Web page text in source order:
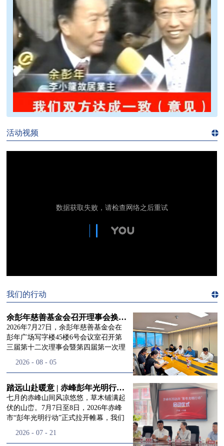
建信息
活动视频
我们的行动
余彭年慈善基金会召开理事会换届会议
2026年7月27日，余彭年慈善基金会在
彭年广场写字楼45楼6号会议室召开第
三届第十二次理事会暨第四届第一次理
徐滨先生；副理事长兼秘书长彭志兵先
生、李玲辉先生、郭启兴先生及梅鑫先
生，现场列席人员:监事孙海跃先生，联
合党支部书记曾层同志。本次会议由理
事长徐滨主持，会议出席人数超过理事
换届会议严格按照基金会章程规定流程
2026 - 08 - 05
踏远山赴暖意 | 赤峰彭年光明行动启程，入户回访接住乡亲眼底的光亮
七月的赤峰山间风凉悠悠，草木铺满起
伏的山峦。7月7日至8日，2026年赤峰
市“彭年光明行动”正式拉开帷幕，我们
土地，赴一场延续了二十一年的光明之
2026 - 07 - 21
们的行
动
道>>